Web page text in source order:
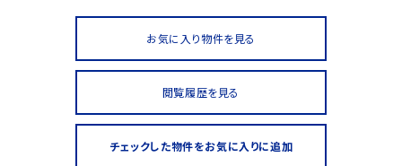
お気に入り物件を見る
閲覧履歴を見る